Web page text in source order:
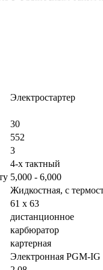
Электростартер
30
552
3
4-х тактный
5,000 - 6,000
Жидкостная, с
61 x 63
дистанционное
карбюратор
картерная
Электронная PGM-IG